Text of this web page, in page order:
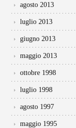
agosto 2013
luglio 2013
giugno 2013
maggio 2013
ottobre 1998
luglio 1998
agosto 1997
maggio 1995